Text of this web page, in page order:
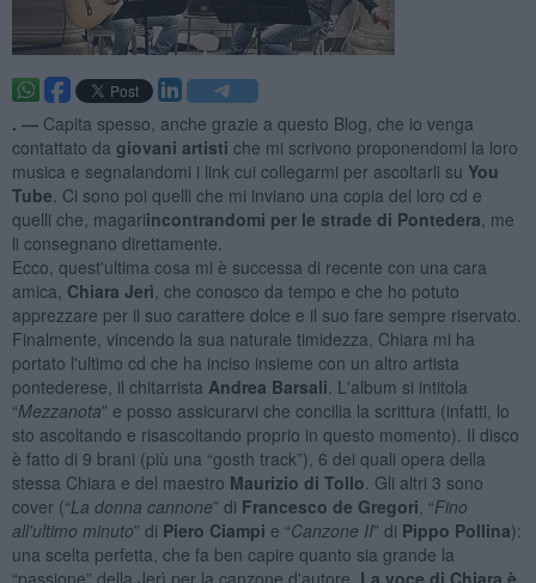
. — Capita spesso, anche grazie a questo Blog, che io venga
contattato da giovani artisti che mi scrivono proponendomi la loro
musica e segnalandomi i link cui collegarmi per ascoltarli su You
Tube . Ci sono poi quelli che mi inviano una copia del loro cd e
quelli che, magariincontrandomi per le strade di Pontedera , me
li consegnano direttamente.
Ecco, quest'ultima cosa mi è successa di recente con una cara
amica, Chiara Jerì , che conosco da tempo e che ho potuto
apprezzare per il suo carattere dolce e il suo fare sempre riservato.
Finalmente, vincendo la sua naturale timidezza, Chiara mi ha
portato l'ultimo cd che ha inciso insieme con un altro artista
pontederese, il chitarrista Andrea Barsali . L'album si intitola
“Mezzanota” e posso assicurarvi che concilia la scrittura (infatti, lo
sto ascoltando e risascoltando proprio in questo momento). Il disco
è fatto di 9 brani (più una “gosth track”), 6 dei quali opera della
stessa Chiara e del maestro Maurizio di Tollo . Gli altri 3 sono
cover (“La donna cannone” di Francesco de Gregori , “Fino
all'ultimo minuto” di Piero Ciampi e “Canzone II” di Pippo Pollina):
una scelta perfetta, che fa ben capire quanto sia grande la
“passione” della Jerì per la canzone d'autore. La voce di Chiara è